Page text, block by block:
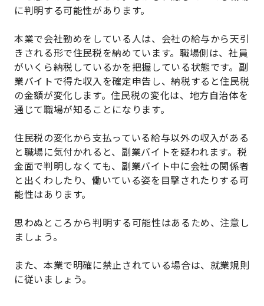
に判明する可能性があります。
本業で会社勤めをしている人は、会社の給与から天引
きされる形で住民税を納めています。職場側は、社員
がいくら納税しているかを把握している状態です。副
業バイトで得た収入を確定申告し、納税すると住民税
の金額が変化します。住民税の変化は、地方自治体を
通じて職場が知ることになります。
住民税の変化から支払っている給与以外の収入がある
と職場に気付かれると、副業バイトを疑われます。税
金面で判明しなくても、副業バイト中に会社の関係者
と出くわしたり、働いている姿を目撃されたりする可
能性はあります。
思わぬところから判明する可能性はあるため、注意し
ましょう。
また、本業で明確に禁止されている場合は、就業規則
に従いましょう。